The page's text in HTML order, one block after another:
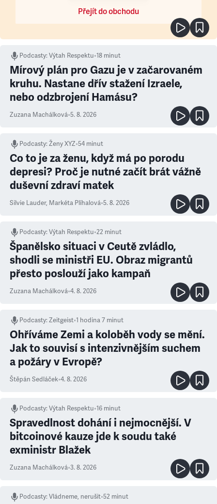
Přejít do obchodu
Podcasty:Výtah Respektu•18 minut
Mírový plán pro Gazu je v začarovaném
kruhu. Nastane dřív stažení Izraele,
nebo odzbrojení Hamásu?
Zuzana Machálková•5. 8. 2026
Podcasty:Ženy XYZ•54 minut
Co to je za ženu, když má po porodu
depresi? Proč je nutné začít brát vážně
duševní zdraví matek
Silvie Lauder, Markéta Plíhalová•5. 8. 2026
Podcasty:Výtah Respektu•22 minut
Španělsko situaci v Ceutě zvládlo,
shodli se ministři EU. Obraz migrantů
přesto poslouží jako kampaň
Zuzana Machálková•4. 8. 2026
Podcasty:Zeitgeist•1 hodina 7 minut
Ohříváme Zemi a koloběh vody se mění.
Jak to souvisí s intenzivnějším suchem
a požáry v Evropě?
Štěpán Sedláček•4. 8. 2026
Podcasty:Výtah Respektu•16 minut
Spravedlnost dohání i nejmocnější. V
bitcoinové kauze jde k soudu také
exministr Blažek
Zuzana Machálková•3. 8. 2026
Podcasty:Vládneme, nerušit•52 minut